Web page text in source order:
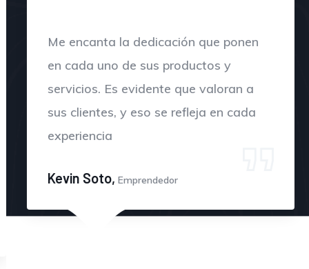
Me encanta la dedicación que ponen
en cada uno de sus productos y
servicios. Es evidente que valoran a
sus clientes, y eso se refleja en cada
experiencia
Kevin Soto, Emprendedor